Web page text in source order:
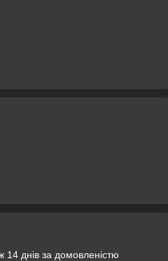
днів за домовленістю